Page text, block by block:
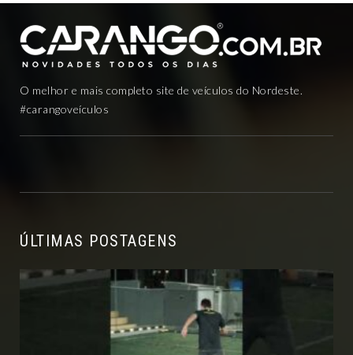
O melhor e mais completo site de veículos do Nordeste.
#carangoveículos
ÚLTIMAS POSTAGENS